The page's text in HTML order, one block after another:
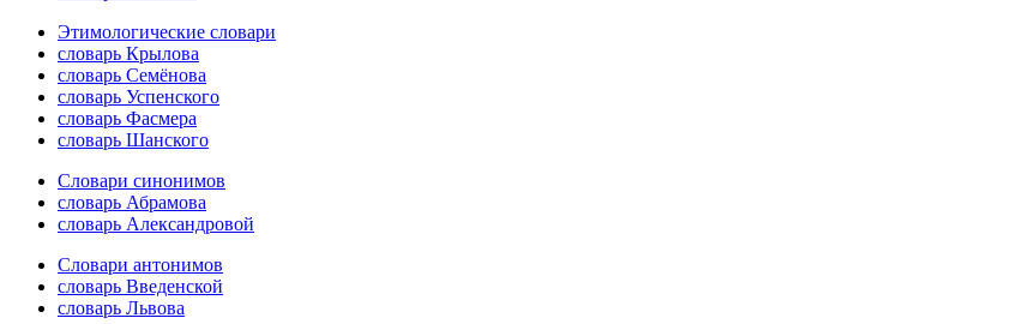
Этимологические словари
словарь Крылова
словарь Семёнова
словарь Успенского
словарь Фасмера
словарь Шанского
Словари синонимов
словарь Абрамова
словарь Александровой
Словари антонимов
словарь Введенской
словарь Львова